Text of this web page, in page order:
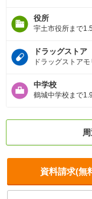
役所
宇土市役所まで
ドラッグストア
ドラッグストア
中学校
鶴城中学校まで
資料請求(無